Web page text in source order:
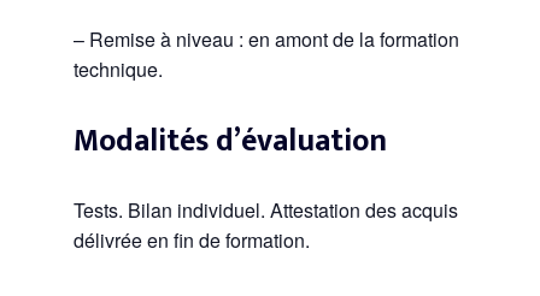
– Remise à niveau : en amont de la formation
technique.
Modalités d’évaluation
Tests. Bilan individuel. Attestation des acquis
délivrée en fin de formation.